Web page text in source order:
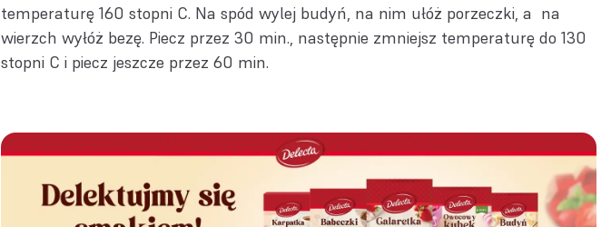
temperaturę 160 stopni C. Na spód wylej budyń, na nim ułóż porzeczki, a na
wierzch wyłóż bezę. Piecz przez 30 min., następnie zmniejsz temperaturę do 130
stopni C i piecz jeszcze przez 60 min.